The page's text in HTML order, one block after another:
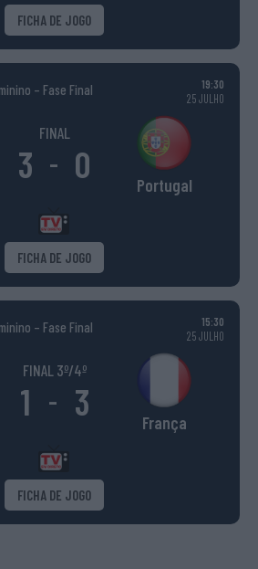
FICHA DE JOGO
– Fase Final
19:30
25 JULHO
FINAL
3 - 0 Portugal
FICHA DE JOGO
– Fase Final
15:30
25 JULHO
FINAL 3º/4º
1 - 3 França
FICHA DE JOGO